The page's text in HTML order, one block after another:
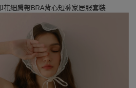
花細肩帶BRA背心短褲家居服套裝